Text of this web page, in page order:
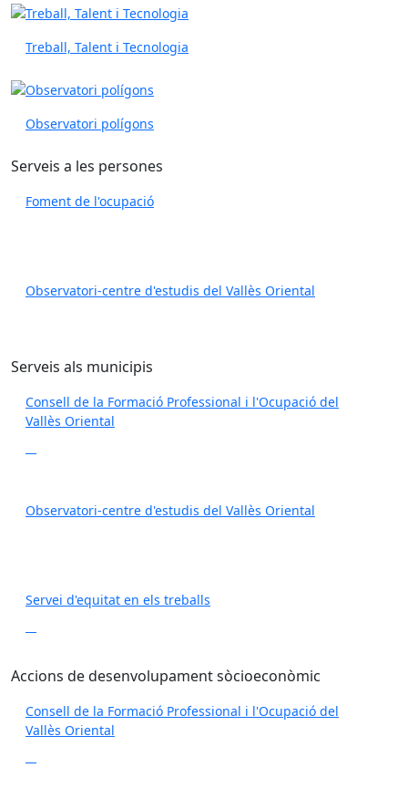
Treball, Talent i Tecnologia
Observatori polígons
Serveis a les persones
Foment de l'ocupació
Observatori-centre d'estudis del Vallès Oriental
Serveis als municipis
Consell de la Formació Professional i l'Ocupació del
Vallès Oriental
Observatori-centre d'estudis del Vallès Oriental
Servei d'equitat en els treballs
Accions de desenvolupament sòcioeconòmic
Consell de la Formació Professional i l'Ocupació del
Vallès Oriental